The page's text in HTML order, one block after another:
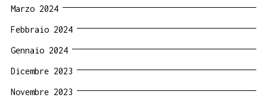
Marzo 2024
Febbraio 2024
Gennaio 2024
Dicembre 2023
Novembre 2023